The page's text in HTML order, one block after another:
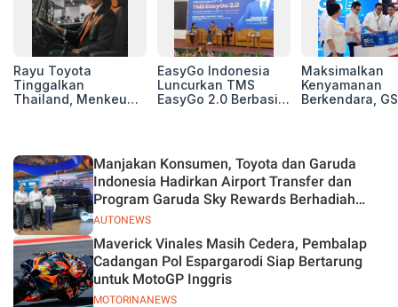
Rayu Toyota
Tinggalkan
Thailand, Menkeu
Basis Produksi
ASEAN
EasyGo Indonesia
Luncurkan TMS
EasyGo 2.0 Berbasis
Maksimalkan
Kenyamanan
Berkendara,
2026
AUTONEWS
Manjakan Konsumen, Toyota dan Garuda
Indonesia Hadirkan Airport Transfer dan
Program Garuda Sky Rewards Berhadiah
Hybrid EV
MOTORINANEWS
Maverick Vinales Masih Cedera, Pembalap
Cadangan Pol Espargarodi Siap Bertarung
untuk MotoGP Inggris